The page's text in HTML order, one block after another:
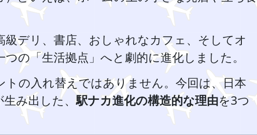
級デリ、書店、おしゃれなカフェ、そしてオ
の「生活拠点」へと劇的に進化しました。
トの入れ替えではありません。今回は、日本
生み出した、駅ナカ進化の構造的な理由を3つ